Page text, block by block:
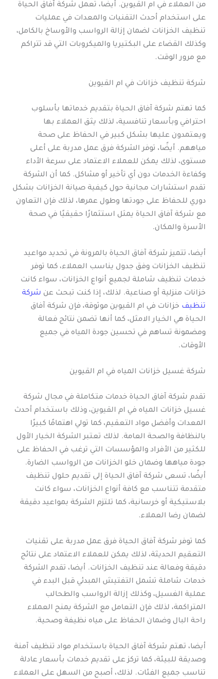
من العملاء في ام القيوين. أيضًا، تعمل شركة آفاق الحياة
على استخدام أحدث التقنيات والمعدات في عمليات
تنظيف الخزانات لضمان إزالة الرواسب والأوساخ بالكامل،
وكذلك القضاء على البكتيريا والميكروبات التي قد تتراكم
مع مرور الوقت.
شركة تنظيف خزانات في ام القيوين
كما تهتم شركة آفاق الحياة بتقديم خدماتها بأسلوب
احترافي وبأسعار تنافسية، لذلك يثق العملاء بها
ويعتمدون عليها بشكل كبير في الحفاظ على صحة
مياههم. أيضًا، توفر الشركة فرق عمل مدربة على أعلى
مستوى، لذلك يمكن للعملاء الاعتماد على سرعة الأداء
وكفاءة الخدمات دون أي تأخير أو مشاكل. كما أن الشركة
تقدم استشارات مجانية حول كيفية صيانة الخزانات بشكل
دوري للحفاظ على جودتها وطول عمرها، لذلك فإن التعاون
مع شركة آفاق الحياة يمثل استثمارًا حقيقيًا في صحة
الأسرة والمكان.
أيضا، تتميز شركة آفاق الحياة بالمرونة في تحديد مواعيد
تنظيف الخزانات وفق جدول يناسب العملاء، كما توفر
خدمات تنظيف شاملة لجميع أنواع الخزانات، سواء كانت
خزانات منزلية أو صناعية. لذلك، إذا كنت تبحث عن شركة
تنظيف خزانات في ام القيوين موثوقة، فإن شركة آفاق
الحياة هي الخيار الامثل، كما أنها تضمن نتائج فعالة
ومضمونة تساهم في تحسين جودة المياه في جميع
الأوقات.
شركة غسيل خزانات المياه في ام القيوين
تقدم شركة آفاق الحياة خدمات متكاملة في مجال شركة
غسيل خزانات المياه في ام القيوين، وذلك باستخدام أحدث
المعدات وأفضل مواد التعقيم، كما تولي اهتمامًا كبيرًا
بالنظافة والصحة العامة. لذلك تعتبر الشركة الخيار الأول
للكثير من الأفراد والمؤسسات التي ترغب في الحفاظ على
جودة مياهها وضمان خلو الخزانات من الرواسب الضارة.
أيضًا، تسعى شركة آفاق الحياة إلى تقديم حلول تنظيف
متقدمة تتناسب مع كافة أنواع الخزانات، سواء كانت
بلاستيكية أو خرسانية، كما تلتزم الشركة بمواعيد دقيقة
لضمان رضا العملاء.
كما توفر شركة آفاق الحياة فرق عمل مدربة على تقنيات
التعقيم الحديثة، لذلك يمكن للعملاء الاعتماد على نتائج
دقيقة وفعالة عند تنظيف الخزانات. أيضا، تقدم الشركة
خدمات شاملة تشمل التفتيش المبدئي قبل البدء في
عملية الغسيل، وكذلك إزالة الرواسب والطحالب
المتراكمة، لذلك فإن التعامل مع الشركة يمنح العملاء
راحة البال وضمان الحفاظ على مياه نظيفة وصحية.
أيضا، تهتم شركة آفاق الحياة باستخدام مواد تنظيف آمنة
وصديقة للبيئة، كما تركز على تقديم خدمات بأسعار عادلة
تناسب جميع الفئات. لذلك، أصبح من السهل على العملاء